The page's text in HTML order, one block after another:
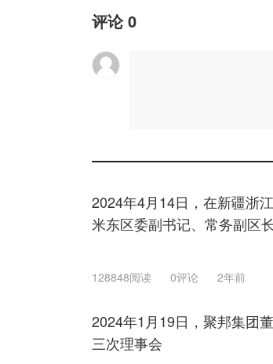
评论0
2024年4月14日，在新疆浙
米东区委副书记、常务副区
128848阅读 0评论 2年前
2024年1月19日，聚邦集团
三次理事会